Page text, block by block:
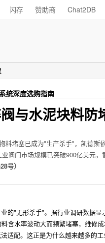
闪存 赞助商 Chat2DB
统深度选购指南
与水泥块料防
料堵塞已成为"生产杀手"，凯德
阀门市场规模已突破900亿美元
号）
的"无形杀手"。据行业调研数据
含水率波动大而频繁堵塞，维修
适配。这正是为什么越来越多